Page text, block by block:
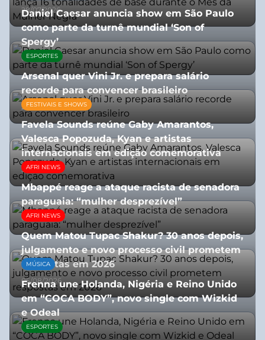
28/07/2026
Daniel Caesar anuncia show em São Paulo
como parte da turnê mundial ‘Son of
Spergy’
05/08/2026
ESPORTES
Arsenal quer Vini Jr. e prepara salário
recorde para convencer brasileiro
27/07/2026
FESTIVAIS E SHOWS
Favela Sounds reúne Gaby Amarantos,
Valesca Popozuda, Kyan e artistas
internacionais em edição comemorativa
31/07/2026
AFRI NEWS
Mbappé reage a ataque racista de senadora
paraguaia: “mulher desprezível”
07/07/2026
AFRI NEWS
Quem Matou Tupac Shakur? 30 anos depois,
julgamento e novo processo civil prometem
respostas em 2026
05/08/2026
MÚSICA
Frenna une Holanda, Nigéria e Reino Unido
em “COCA BODY”, novo single com Wizkid
e Odeal
07/07/2026
ESPORTES